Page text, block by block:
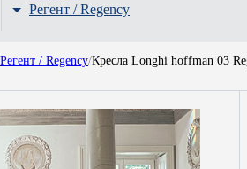
Регент / Regency
Регент / Regency/Кресла Longhi hoffman 03